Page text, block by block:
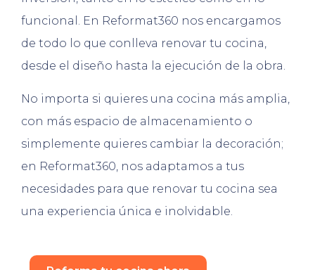
funcional. En Reformat360 nos encargamos
de todo lo que conlleva renovar tu cocina,
desde el diseño hasta la ejecución de la obra.
No importa si quieres una cocina más amplia,
con más espacio de almacenamiento o
simplemente quieres cambiar la decoración;
en Reformat360, nos adaptamos a tus
necesidades para que renovar tu cocina sea
una experiencia única e inolvidable.